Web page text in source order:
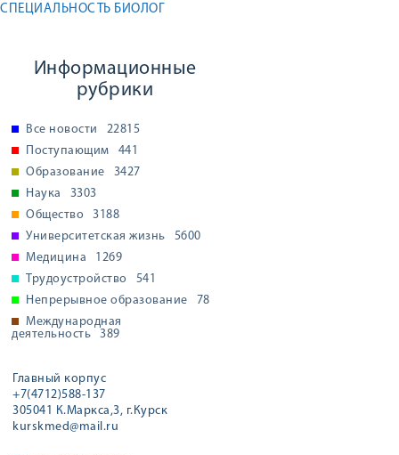
СПЕЦИАЛЬНОСТЬ БИОЛОГ
Информационные
рубрики
Все новости
22815
Поступающим
441
Образование
3427
Наука
3303
Общество
3188
Университетская жизнь
5600
Медицина
1269
Трудоустройство
541
Непрерывное образование
78
Международная
деятельность
389
Главный корпус
+7(4712)588-137
305041 К.Маркса,3, г.Курск
kurskmed@mail.ru